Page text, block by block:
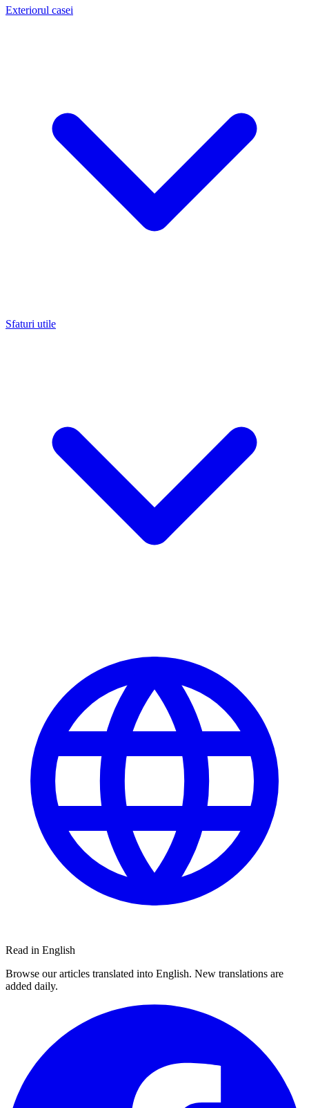
Exteriorul casei
Sfaturi utile
Read in English
Browse our articles translated into English. New translations are
added daily.